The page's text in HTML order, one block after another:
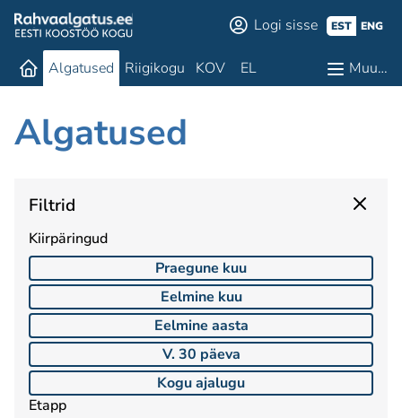
Logi sisse EST ENG
Algatused Riigikogu KOV EL Muu…
Algatused
Filtrid
Kiirpäringud
Praegune kuu
Eelmine kuu
Eelmine aasta
V. 30 päeva
Kogu ajalugu
Etapp